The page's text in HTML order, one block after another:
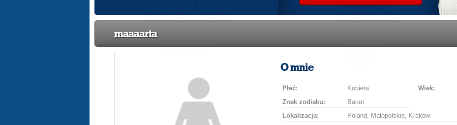
maaaarta
O mnie
Płeć: Kobieta Wiek:
Znak zodiaku:
Baran
Lokalizacja:
Poland, Małopolskie, Kraków